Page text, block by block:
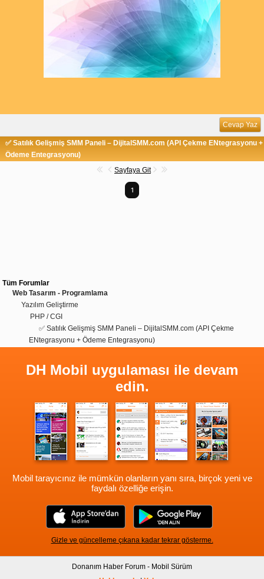
Cevap Yaz
✅ Satılık Gelişmiş SMM Paneli – DijitalSMM.com (API Çekme ENtegrasyonu +
Ödeme Entegrasyonu)
Sayfaya Git
1
Tüm Forumlar
Web Tasarım - Programlama
Yazılım Geliştirme
PHP / CGI
✅ Satılık Gelişmiş SMM Paneli – DijitalSMM.com (API Çekme
ENtegrasyonu + Ödeme Entegrasyonu)
DH Mobil uygulaması ile devam
edin.
Mobil tarayıcınız ile mümkün olanların yanı sıra, birçok yeni ve
faydalı özelliğe erişin.
Gizle ve güncelleme çıkana kadar tekrar gösterme.
Donanım Haber Forum - Mobil Sürüm